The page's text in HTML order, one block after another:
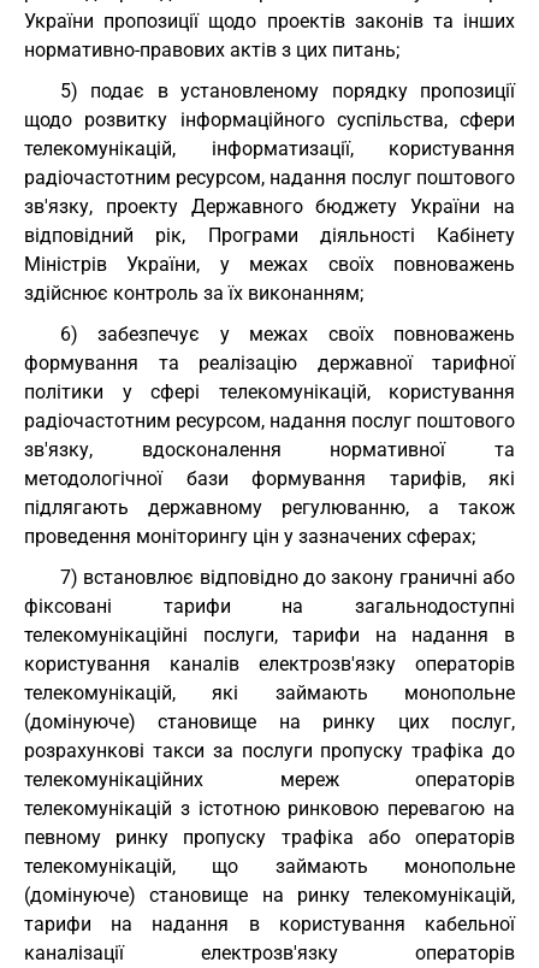
України пропозиції щодо проектів законів та інших
нормативно-правових актів з цих питань;
5) подає в установленому порядку пропозиції
щодо розвитку інформаційного суспільства, сфери
телекомунікацій, інформатизації, користування
радіочастотним ресурсом, надання послуг поштового
зв'язку, проекту Державного бюджету України на
відповідний рік, Програми діяльності Кабінету
Міністрів України, у межах своїх повноважень
здійснює контроль за їх виконанням;
6) забезпечує у межах своїх повноважень
формування та реалізацію державної тарифної
політики у сфері телекомунікацій, користування
радіочастотним ресурсом, надання послуг поштового
зв'язку, вдосконалення нормативної та
методологічної бази формування тарифів, які
підлягають державному регулюванню, а також
проведення моніторингу цін у зазначених сферах;
7) встановлює відповідно до закону граничні або
фіксовані тарифи на загальнодоступні
телекомунікаційні послуги, тарифи на надання в
користування каналів електрозв'язку операторів
телекомунікацій, які займають монопольне
(домінуюче) становище на ринку цих послуг,
розрахункові такси за послуги пропуску трафіка до
телекомунікаційних мереж операторів
телекомунікацій з істотною ринковою перевагою на
певному ринку пропуску трафіка або операторів
телекомунікацій, що займають монопольне
(домінуюче) становище на ринку телекомунікацій,
тарифи на надання в користування кабельної
каналізації електрозв'язку операторів